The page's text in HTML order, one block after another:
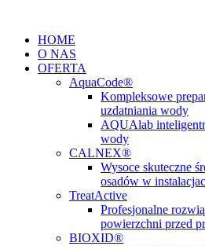
treści
HOME
O NAS
OFERTA
AquaCode®
Kompleksowe
uzdatniania wody
AQUAlab
wody
CALNEX®
Wysoce skuteczne
osadów w
TreatActive
Profesjonalne
powierzchni przed
BIOXID®